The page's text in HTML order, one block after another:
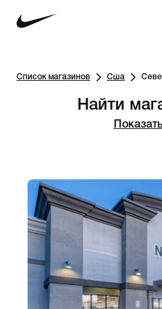
Список магазинов Сша
Найти